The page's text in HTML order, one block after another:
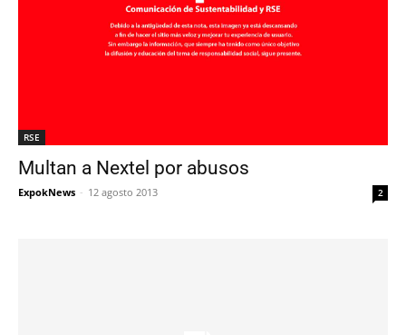
RSE
Multan a Nextel por abusos
ExpokNews - 12 agosto 2013 2